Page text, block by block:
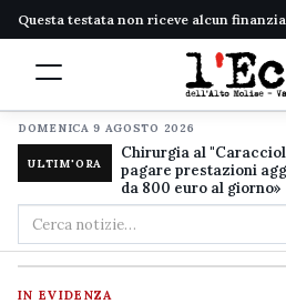
Questa testata non riceve alcun
DOMENICA 9 AGOSTO 2026
ULTIM'ORA
Chirurgia al
pagare prestazioni
da 800 euro al giorno»
Cerca
nel
sito
IN EVIDENZA